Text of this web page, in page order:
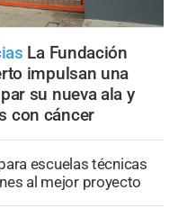
La Fundación
impulsan una
su nueva ala y
con cáncer
escuelas técnicas
al mejor proyecto